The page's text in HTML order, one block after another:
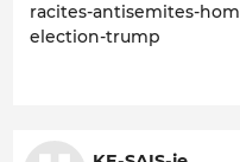
racites-antisemites-
election-trump